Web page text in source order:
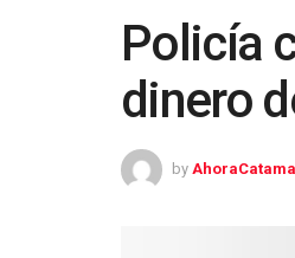
Policía
dinero
by